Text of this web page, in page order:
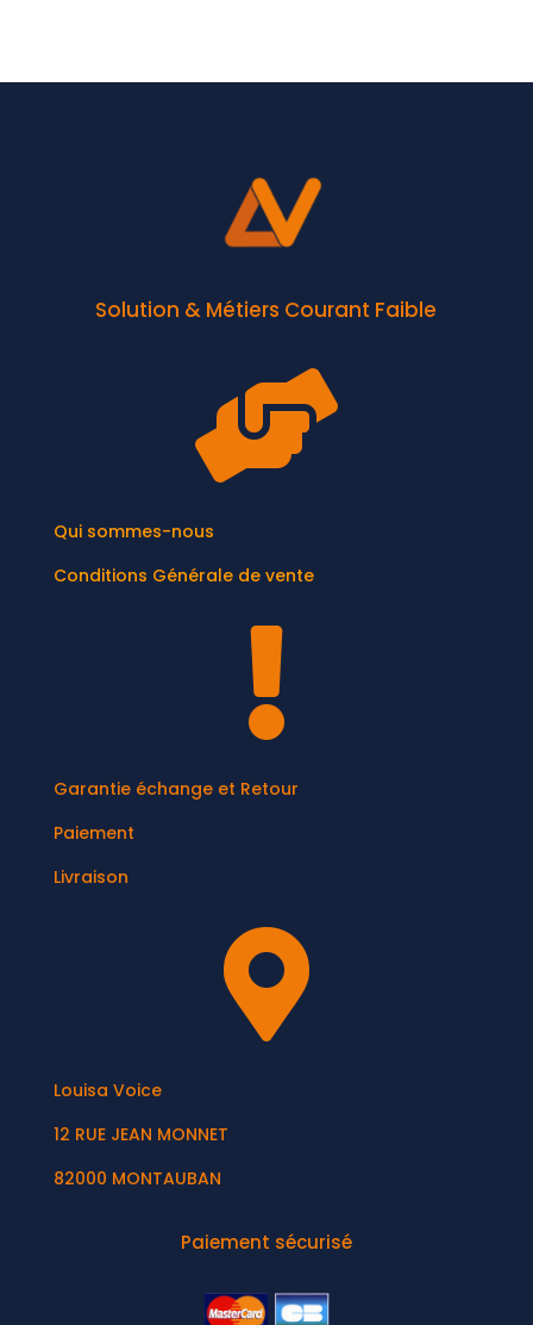
Solution & Métiers Courant Faible

Qui sommes-nous
Conditions Générale de vente

Garantie échange et Retour
Paiement
Livraison

Louisa Voice
12 RUE JEAN MONNET
82000 MONTAUBAN
Paiement sécurisé